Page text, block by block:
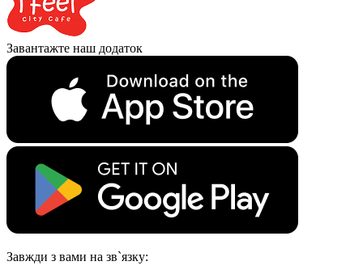
Завантажте наш додаток
Завжди з вами на зв`язку: